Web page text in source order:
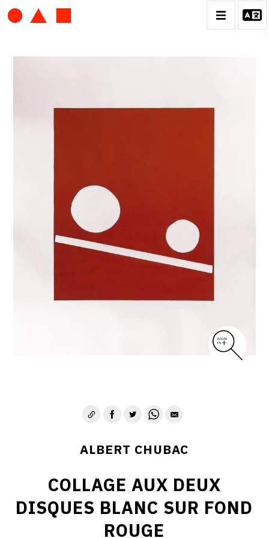
ALBERT CHUBAC
CATALOGUE DES OEUVRES
CONTACT
ALBERT CHUBAC
COLLAGE AUX DEUX
DISQUES BLANC SUR FOND
ROUGE